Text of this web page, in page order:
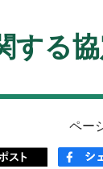
する
ペー